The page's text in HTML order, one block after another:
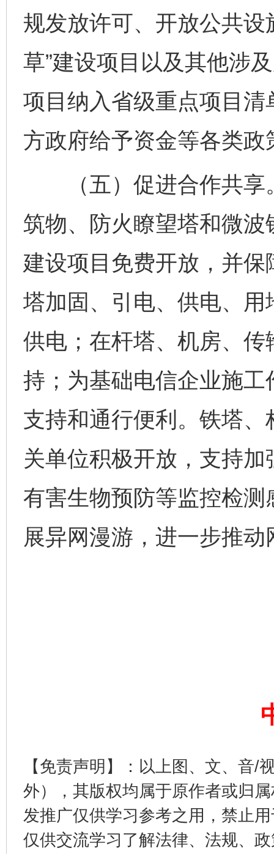
规发放许可、开放公共设
草”建设项目以及其他涉
项目纳入省级重点项目
方政府给予资金等各类政
（五）促进合作共享
筑物、防火瞭望塔和微
建设项目免费开放，并
塔加固、引电、供电、
供电；在杆塔、机房、
持；为基础电信企业施
支持和通行便利。铁塔
关单位积极开放，支持
有害生物预防等监控检
展异网漫游，进一步推
【免责声明】：以上图、文、音/
外），其版权均属于原作者或归
发推广仅供学习参考之用，禁止
仅供交流学习了解法律、法规、
东山县通报“牛蛙产品抗生素超标问题” 法